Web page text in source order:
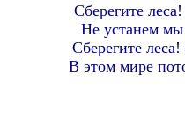
Сберегите
Не устанем мы
Сберегите
В этом мире